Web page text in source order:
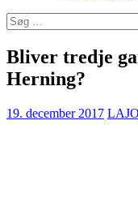
Søg
efter:
Bliver tredje
Herning?
19. december 2017 LAJO